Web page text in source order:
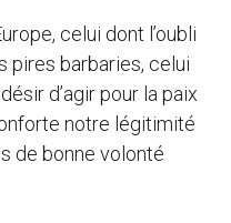
celui dont l’oubli
pires barbaries, celui
d’agir pour la paix
notre légitimité
de bonne volonté